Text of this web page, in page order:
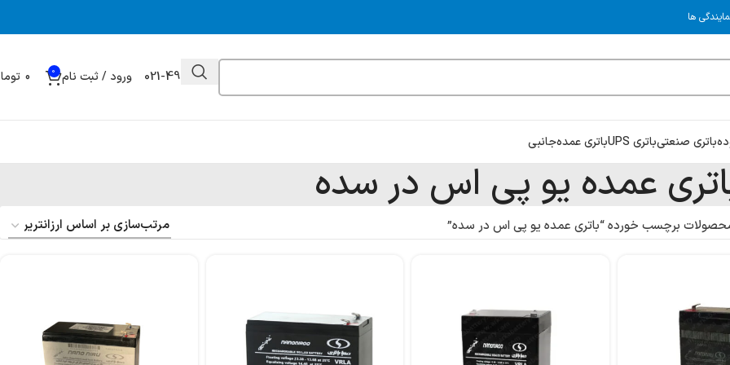
ها
021-49032000 ورود / ثبت نام 0
باتری صنعتیباتری UPS باتری عمدهجانبی
عمده یو پی اس در سده
برچسب خورده “باتری عمده یو پی اس در سده”